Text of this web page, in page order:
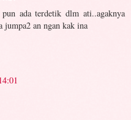
ada terdetik dlm ati..agaknya
jumpa2 an ngan kak ina